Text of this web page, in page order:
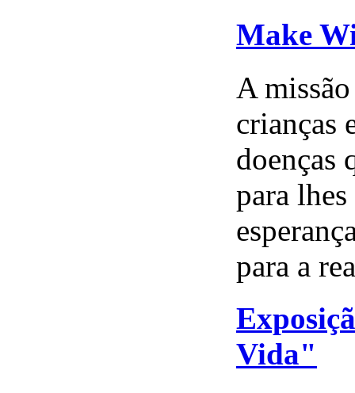
Make
A
crianças
doenças
para
para a
Vida"